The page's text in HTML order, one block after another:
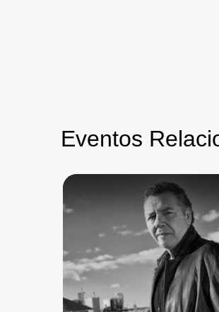
Eventos